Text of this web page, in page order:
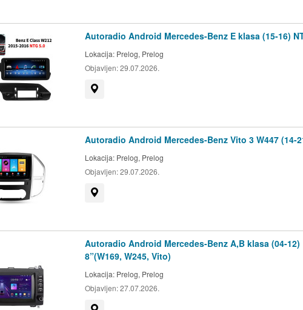
Autoradio Android Mercedes-Benz E klasa (15-16)
Lokacija: Prelog, Prelog
Objavljen:29.07.2026.
Autoradio Android Mercedes-Benz Vito 3 W447 (14-
Lokacija: Prelog, Prelog
Objavljen:29.07.2026.
Autoradio Android Mercedes-Benz A,B klasa (04-12)
8”(W169, W245, Vito)
Lokacija: Prelog, Prelog
Objavljen:27.07.2026.